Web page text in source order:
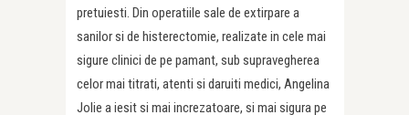
pretuiesti. Din operatiile sale de extirpare a
sanilor si de histerectomie, realizate in cele mai
sigure clinici de pe pamant, sub supravegherea
celor mai titrati, atenti si daruiti medici, Angelina
Jolie a iesit si mai increzatoare, si mai sigura pe